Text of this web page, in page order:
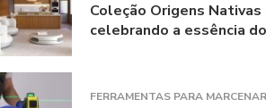
Coleção Origens Nativas
celebrando a essência
FERRAMENTAS PARA